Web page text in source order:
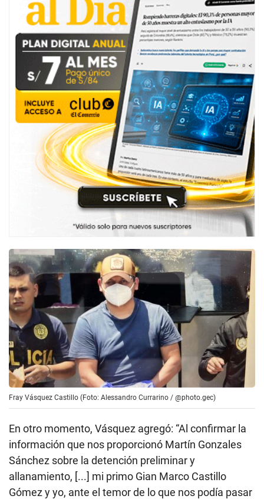
Fray Vásquez Castillo (Foto: Alessandro Currarino / @photo.gec)
En otro momento, Vásquez agregó: “Al confirmar la
información que nos proporcionó Martín Gonzales
Sánchez sobre la detención preliminar y
allanamiento, [...] mi primo Gian Marco Castillo
Gómez y yo, ante el temor de lo que nos podía pasar